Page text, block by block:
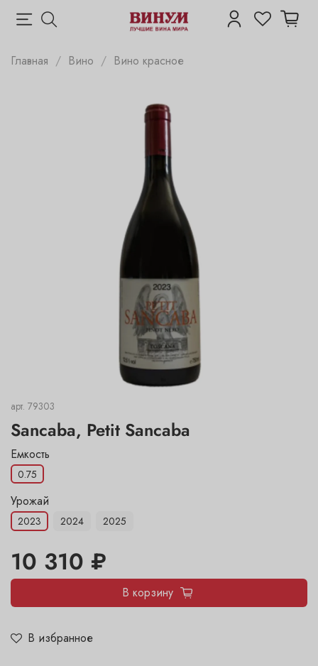
Главная Вино Вино красное
арт. 79303
Sancaba, Petit Sancaba
В избранное
Емкость
0.75
Урожай
2023 2024 2025
10 310 ₽
В корзину